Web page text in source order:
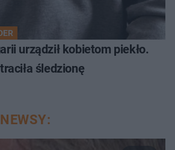
urządził kobietom piekło.
śledzionę